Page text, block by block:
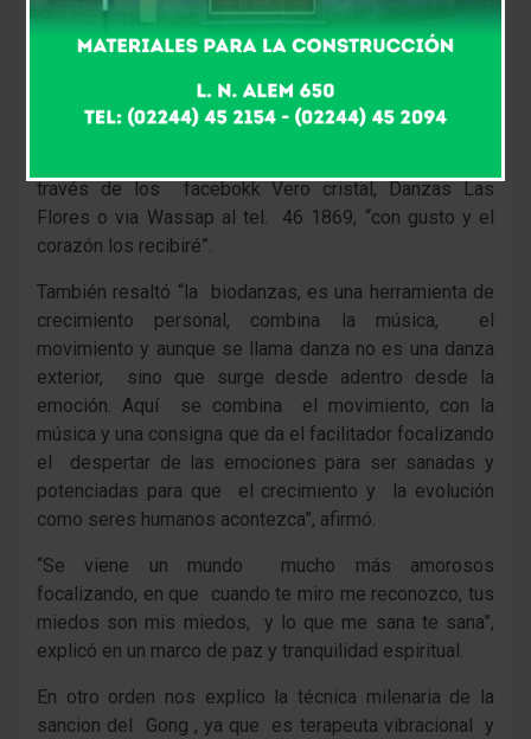
está armando y el cupo esta completo hoy porque el
espacio es chico. A partir de los viernes de Agosto,
porque el grupo se transforma en una matriz de
contención. Funcionara semanalmente todos los
través de los facebokk Vero cristal, Danzas Las
Flores o via Wassap al tel. 46 1869, “con gusto y el
corazón los recibiré”.
También resaltó “la biodanzas, es una herramienta de
crecimiento personal, combina la música, el
movimiento y aunque se llama danza no es una danza
exterior, sino que surge desde adentro desde la
emoción. Aquí se combina el movimiento, con la
música y una consigna que da el facilitador focalizando
el despertar de las emociones para ser sanadas y
potenciadas para que el crecimiento y la evolución
como seres humanos acontezca”, afirmó.
“Se viene un mundo mucho más amorosos
focalizando, en que cuando te miro me reconozco, tus
miedos son mis miedos, y lo que me sana te sana”,
explicó en un marco de paz y tranquilidad espiritual.
En otro orden nos explico la técnica milenaria de la
sancion del Gong , ya que es terapeuta vibracional y